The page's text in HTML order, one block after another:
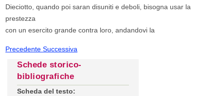
Dieciotto, quando poi saran disuniti e deboli, bisogna usar la
prestezza
con un esercito grande contra loro, andandovi la
PrecedenteSuccessiva
Schede storico-
bibliografiche
Scheda del testo: